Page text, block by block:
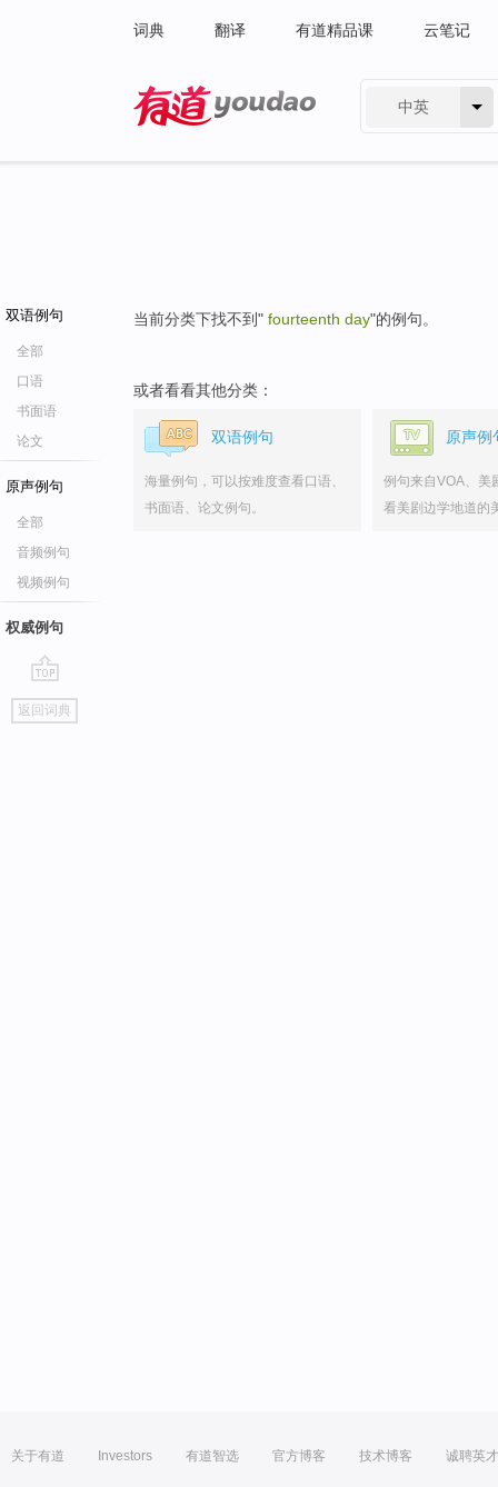
词典 翻译 有道精品课 云笔记
中英
双语例句
全部
口语
书面语
论文
原声例句
全部
音频例句
视频例句
权威例句
go
top
返回词典
当前分类下找不到" fourteenth day"的例句。
或者看看其他分类：
双语例句
海量例句，可以按难度查看口语、
书面语、论文例句。
原声例
例句来自VOA、美
看美剧边学地道的
关于有道 Investors 有道智选 官方博客 技术博客 诚聘英才